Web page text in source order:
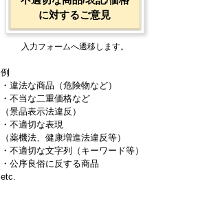
に対するご意見
入力フォームへ遷移します。
例
・違法な商品（危険物など）
・不当な二重価格など
（景品表示法違反）
・不適切な表現
（薬機法、健康増進法違反等）
・不適切な文字列（キーワード等）
・公序良俗に反する商品
etc.